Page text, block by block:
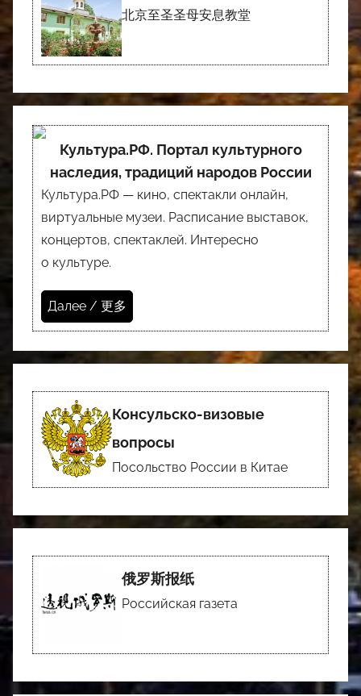
北京至圣圣母安息教堂
Культура.РФ. Портал культурного
наследия, традиций народов России
Культура.РФ — кино, спектакли онлайн,
виртуальные музеи. Расписание выставок,
концертов, спектаклей. Интересно
о культуре.
Далее / 更多
Консульско-визовые
вопросы
Посольство России в Китае
俄罗斯报纸
Российская газета